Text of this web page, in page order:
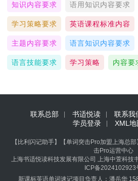
知识内容要求 语用知识内容要求
学习策略要求 英语课程标准内容
主题内容要求 语言知识内容要求
语言技能要求 学习策略 内容要
联系总部 书适悦读 联系我
学员登录
XML地
【比利闪记助手】【单词突击Pro加盟上海总
击Pro运营中心
上海书适悦读科技发展有限公司 上海中萱科技
ICP备2024102923
新课标英语单词速记项目负责人：潘岳华